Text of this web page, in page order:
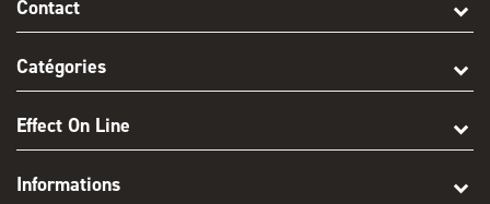
Contact
Catégories
Effect On Line
Informations